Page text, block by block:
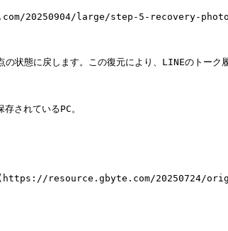
20250904/large/step-5-recovery-
状態に戻します。この復元により、LINEのトーク
れているPC。
resource.gbyte.com/20250724/